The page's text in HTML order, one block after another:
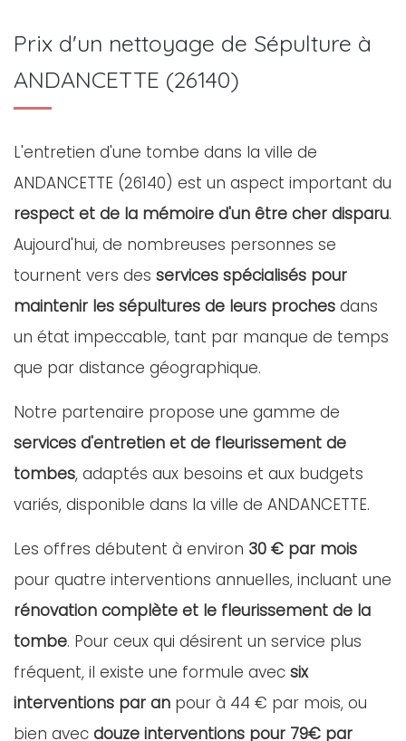
Prix d'un nettoyage de Sépulture à
ANDANCETTE (26140)
L'entretien d'une tombe dans la ville de
ANDANCETTE (26140) est un aspect important du
respect et de la mémoire d'un être cher disparu.
Aujourd'hui, de nombreuses personnes se
tournent vers des services spécialisés pour
maintenir les sépultures de leurs proches dans
un état impeccable, tant par manque de temps
que par distance géographique.
Notre partenaire propose une gamme de
services d'entretien et de fleurissement de
tombes, adaptés aux besoins et aux budgets
variés, disponible dans la ville de ANDANCETTE.
Les offres débutent à environ 30 € par mois
pour quatre interventions annuelles, incluant une
rénovation complète et le fleurissement de la
tombe. Pour ceux qui désirent un service plus
fréquent, il existe une formule avec six
interventions par an pour à 44 € par mois, ou
bien avec douze interventions pour 79€ par